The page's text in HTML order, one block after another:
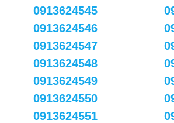
0913624545
0913624546
0913624547
0913624548
0913624549
0913624550
0913624551